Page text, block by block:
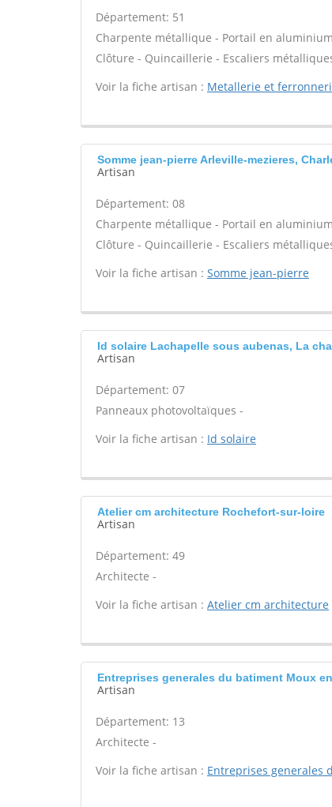
Département: 51
Charpente métallique - Portail en
Clôture - Quincaillerie - Escaliers
Voir la fiche artisan : Metallerie et
Somme jean-pierre Arleville-mezieres,
Artisan
Département: 08
Charpente métallique - Portail en
Clôture - Quincaillerie - Escaliers
Voir la fiche artisan : Somme jean-pierre
Id solaire Lachapelle sous aubenas, La
Artisan
Département: 07
Panneaux photovoltaïques -
Voir la fiche artisan : Id solaire
Atelier cm architecture Rochefort-sur-loire
Artisan
Département: 49
Architecte -
Voir la fiche artisan : Atelier cm architecture
Entreprises generales du batiment Moux
Artisan
Département: 13
Architecte -
Voir la fiche artisan : Entreprises generales